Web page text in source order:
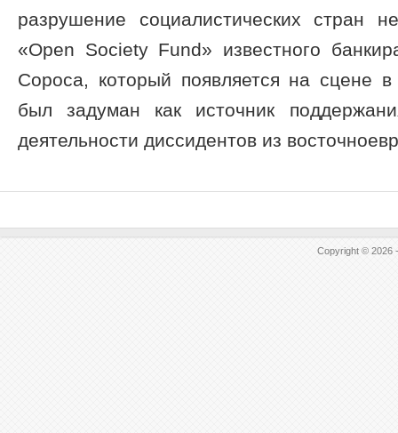
разрушение социалистических стран
«Open Society Fund» известного
Сороса, который появляется на сцене
был задуман как источник
деятельности диссидентов из
Copyright © 2026